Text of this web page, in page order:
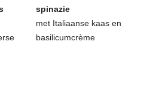
spinazie
met Italiaanse kaas en
basilicumcrème